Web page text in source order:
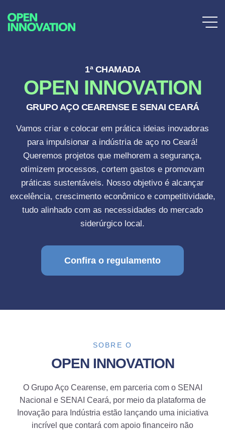
1ª CHAMADA
OPEN INNOVATION
GRUPO AÇO CEARENSE E SENAI CEARÁ
Vamos criar e colocar em prática ideias inovadoras
para impulsionar a indústria de aço no Ceará!
Queremos projetos que melhorem a segurança,
otimizem processos, cortem gastos e promovam
práticas sustentáveis. Nosso objetivo é alcançar
excelência, crescimento econômico e competitividade,
tudo alinhado com as necessidades do mercado
siderúrgico local.
Confira o regulamento
SOBRE O
OPEN INNOVATION
O Grupo Aço Cearense, em parceria com o SENAI
Nacional e SENAI Ceará, por meio da plataforma de
Inovação para Indústria estão lançando uma iniciativa
incrível que contará com apoio financeiro não